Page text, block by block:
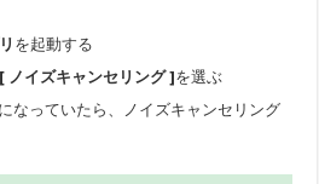
を起動する
[ ノイズキャンセリング ]を選ぶ
なっていたら、ノイズキャンセリング